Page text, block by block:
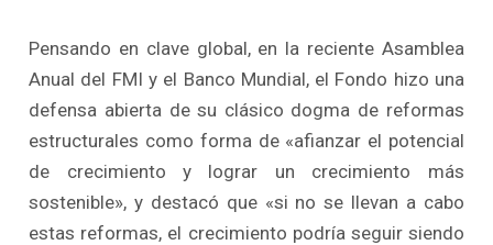
Pensando en clave global, en la reciente Asamblea
Anual del FMI y el Banco Mundial, el Fondo hizo una
defensa abierta de su clásico dogma de reformas
estructurales como forma de «afianzar el potencial
de crecimiento y lograr un crecimiento más
sostenible», y destacó que «si no se llevan a cabo
estas reformas, el crecimiento podría seguir siendo